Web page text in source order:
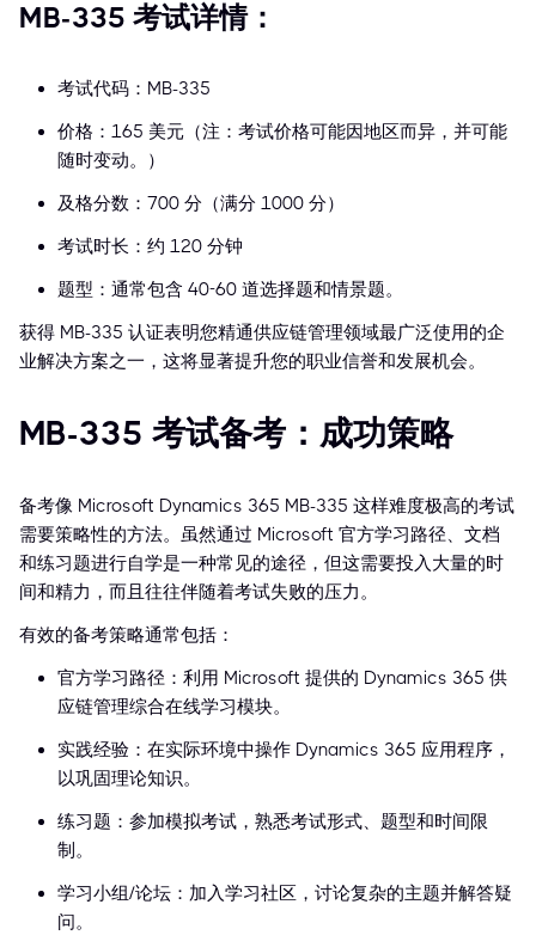
MB-335 考试详情：
考试代码：MB-335
价格：165 美元（注：考试价格可能因地区而异，并可能
随时变动。）
及格分数：700 分（满分 1000 分）
考试时长：约 120 分钟
题型：通常包含 40-60 道选择题和情景题。
获得 MB-335 认证表明您精通供应链管理领域最广泛使用的企
业解决方案之一，这将显著提升您的职业信誉和发展机会。
MB-335 考试备考：成功策略
备考像 Microsoft Dynamics 365 MB-335 这样难度极高的考试
需要策略性的方法。虽然通过 Microsoft 官方学习路径、文档
和练习题进行自学是一种常见的途径，但这需要投入大量的时
间和精力，而且往往伴随着考试失败的压力。
有效的备考策略通常包括：
官方学习路径：利用 Microsoft 提供的 Dynamics 365 供
应链管理综合在线学习模块。
实践经验：在实际环境中操作 Dynamics 365 应用程序，
以巩固理论知识。
练习题：参加模拟考试，熟悉考试形式、题型和时间限
制。
学习小组/论坛：加入学习社区，讨论复杂的主题并解答疑
问。